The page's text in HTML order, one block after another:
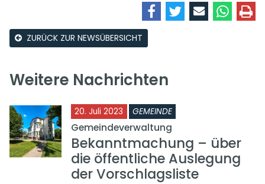
ZURÜCK ZUR NEWSÜBERSICHT
Weitere Nachrichten
20. Juli 2023 GEMEINDE
Gemeindeverwaltung
Bekanntmachung – über
die öffentliche Auslegung
der Vorschlagsliste